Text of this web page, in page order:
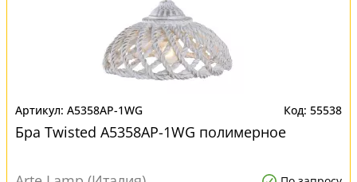
A5358AP-1WG 55538
Бра Twisted A5358AP-1WG полимерное